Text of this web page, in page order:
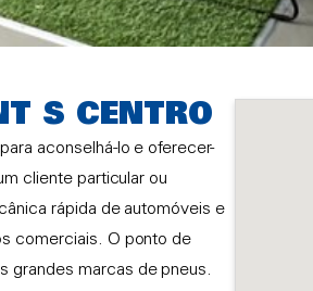
S CENTRO
aconselhá-lo e oferecer-
cliente particular ou
rápida de automóveis e
comerciais. O ponto de
grandes marcas de pneus.